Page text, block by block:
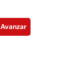
Avanzar